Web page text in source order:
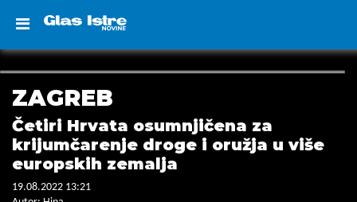
ZAGREB
Četiri Hrvata osumnjičena za
krijumčarenje droge i oružja u više
europskih zemalja
19.08.2022 13:21